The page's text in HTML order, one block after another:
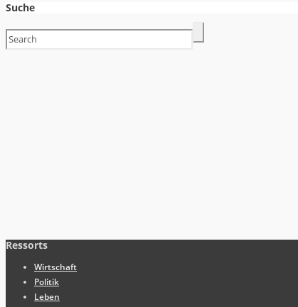
Suche
Ressorts
Wirtschaft
Politik
Leben